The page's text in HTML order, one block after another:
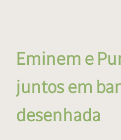
Eminem e
juntos em
desenhada